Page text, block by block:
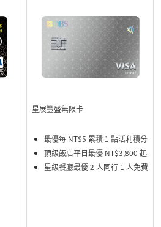
星展豐盛無限卡
最優每 NT$5 累積 1 點活利積分
頂級飯店平日最優 NT$3,800 起
星級餐廳最優 2 人同行 1 人免費